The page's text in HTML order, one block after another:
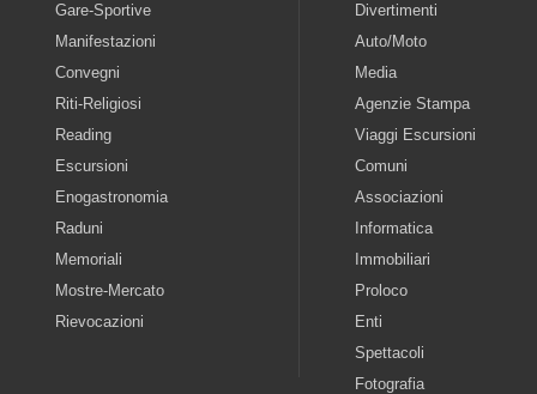
Gare-Sportive
Manifestazioni
Convegni
Riti-Religiosi
Reading
Escursioni
Enogastronomia
Raduni
Memoriali
Mostre-Mercato
Rievocazioni
Divertimenti
Auto/Moto
Media
Agenzie Stampa
Viaggi Escursioni
Comuni
Associazioni
Informatica
Immobiliari
Proloco
Enti
Spettacoli
Fotografia